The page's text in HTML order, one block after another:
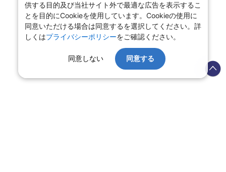
供する目的及び当社サイト外で最適な広告を表示するこ
とを目的にCookieを使用しています。Cookieの使用に
同意いただける場合は同意するを選択してください。詳
しくはプライバシーポリシーをご確認ください。
同意しない 同意する